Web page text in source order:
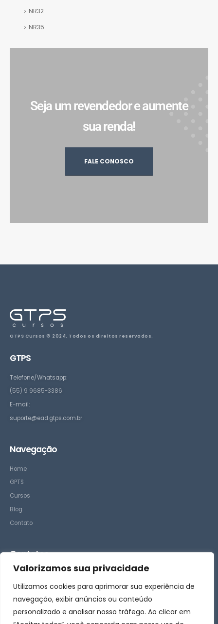
Valorizamos sua privacidade
Utilizamos cookies para aprimorar sua experiência de
navegação, exibir anúncios ou conteúdo
personalizado e analisar nosso tráfego. Ao clicar em
NR32
NR35
Seja um revendedor e aumente
sua renda!
FALE CONOSCO
GTPS Cursos © 2024. Todos os direitos reservados.
GTPS
Telefone/Whatsapp:
(55) 9 9685-3386
E-mail:
suporte@ead.gtps.com.br
Navegação
Home
GPTS
Cursos
Blog
Contato
Contatos
– Suporte
– Comercial
Siga-nos